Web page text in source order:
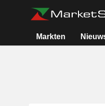
Markten